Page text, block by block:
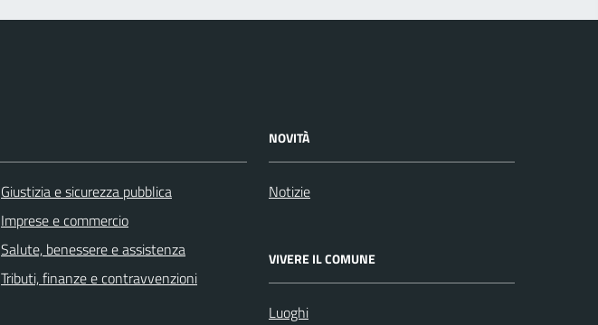
Giustizia e sicurezza pubblica
Imprese e commercio
Salute, benessere e assistenza
Tributi, finanze e contravvenzioni
NOVITÀ
Notizie
VIVERE IL COMUNE
Luoghi